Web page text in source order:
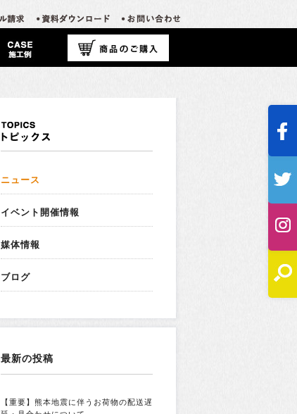
ニュース
イベント開催情報
媒体情報
ブログ
最新の投稿
【重要】熊本地震に伴うお荷物の配送遅